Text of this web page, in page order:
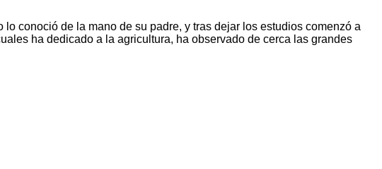
conoció de la mano de su padre, y tras dejar los estudios comenzó a
ha dedicado a la agricultura, ha observado de cerca las grandes